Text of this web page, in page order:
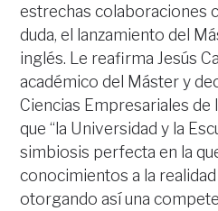
estrechas colaboraciones
duda, el lanzamiento del
inglés. Le reafirma Jesús
académico del Máster y
Ciencias Empresariales de
que “la Universidad y la
simbiosis perfecta en la
conocimientos a la
otorgando así una